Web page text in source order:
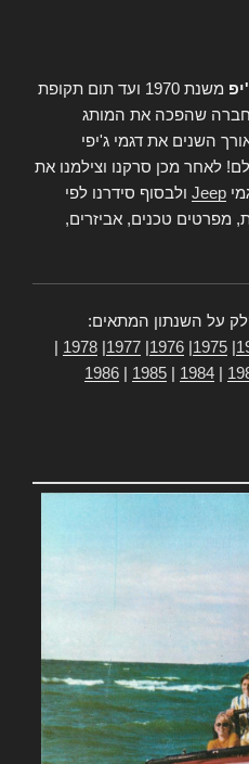
משנת 1970 ועד תום תקופת
שהפכה את המותג
השנים את דגמי ג'יפי
לאחר מכן סרקנו וצילמנו את
Jeep ולבסוף סידרנו לפי
מפרטים טכנים, אביזרים,
על השנתון המתאים:
1975
1976
1977
1978
1984
1985
1986